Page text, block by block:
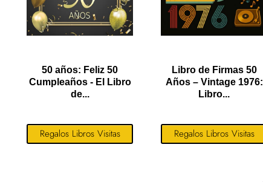
50 años: Feliz 50
Cumpleaños - El Libro
de...
Regalos Libros Visitas
Libro de Firmas 50
Años – Vintage 1976:
Libro...
Regalos Libros Visitas